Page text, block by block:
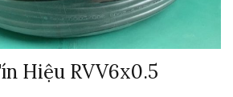
Hiệu RVV6x0.5